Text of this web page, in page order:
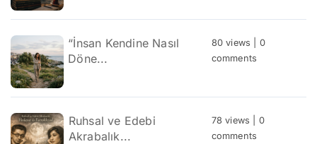
“İnsan Kendine Nasıl
Döne...
80 views
0
comments
Ruhsal ve Edebi
Akrabalık...
78 views
0
comments